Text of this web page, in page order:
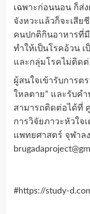
เฉพาะก่อนนอน ก็ส่
จังหวะแล้วก็จะเสีย
คนปกติกินอาหารที่มี
ทำให้เป็นโรคอ้วน เ
และกลุ่มโรคไม่ติดต่
ผู้สนใจเข้ารับการต
ใหลตาย” และรับค
สามารถติดต่อได้ที่
การวิจัยภาวะหัวใจ
แพทยศาสตร์ จุฬาล
#https://study-